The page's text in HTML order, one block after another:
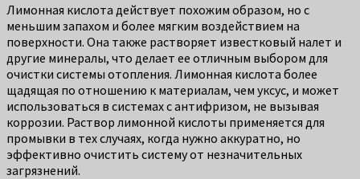
Лимонная кислота действует похожим образом, но с
меньшим запахом и более мягким воздействием на
поверхности. Она также растворяет известковый налет и
другие минералы, что делает ее отличным выбором для
очистки системы отопления. Лимонная кислота более
щадящая по отношению к материалам, чем уксус, и может
использоваться в системах с антифризом, не вызывая
коррозии. Раствор лимонной кислоты применяется для
промывки в тех случаях, когда нужно аккуратно, но
эффективно очистить систему от незначительных
загрязнений.